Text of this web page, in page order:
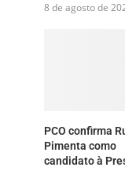
8 de agosto de
PCO confirma
Pimenta como
candidato à